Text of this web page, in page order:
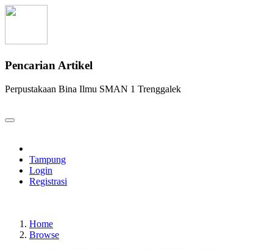
Pencarian Artikel
Perpustakaan Bina Ilmu SMAN 1 Trenggalek
Tampung
Login
Registrasi
Home
Browse